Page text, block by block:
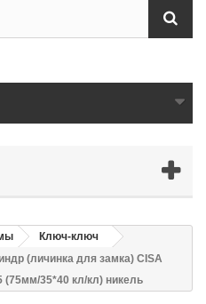
Ключ-ключ
(личинка для замка) CISA
(75мм/35*40 кл/кл) никель